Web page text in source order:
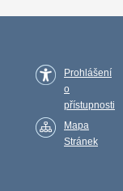
Prohlášení
o
přístupnosti
Mapa
Stránek